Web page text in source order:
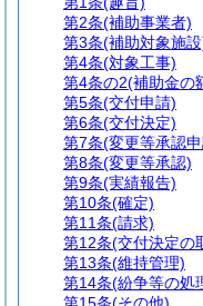
第2条(補助事業者)
第3条(補助対象施
第4条(対象工事)
第4条の2(補助金の
第5条(交付申請)
第6条(交付決定)
第7条(変更等承認
第8条(変更等承認)
第9条(実績報告)
第10条(確定)
第11条(請求)
第12条(交付決定の
第13条(維持管理)
第14条(紛争等の処